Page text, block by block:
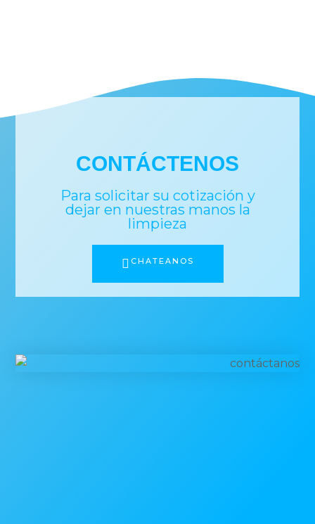
CONTÁCTENOS
Para solicitar su cotización y
dejar en nuestras manos la
limpieza
CHATEANOS